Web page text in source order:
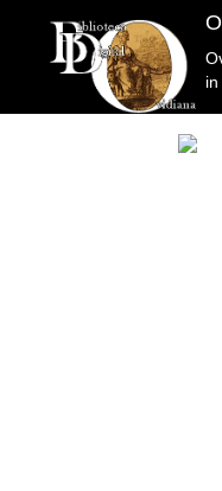
Biblioteca Histórica